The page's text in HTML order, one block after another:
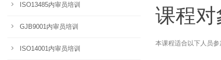
课程对
本课程适合以下人员参
ISO13485内审员培训
GJB9001内审员培训
ISO14001内审员培训